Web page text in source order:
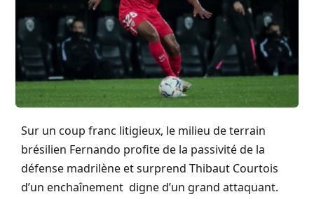
Sur un coup franc litigieux, le milieu de terrain
brésilien Fernando profite de la passivité de la
défense madrilène et surprend Thibaut Courtois
d’un enchaînement digne d’un grand attaquant.